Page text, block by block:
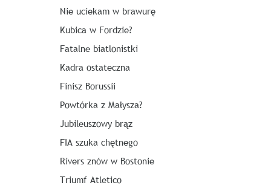
Nie uciekam w brawurę
Kubica w Fordzie?
Fatalne biatlonistki
Kadra ostateczna
Finisz Borussii
Powtórka z Małysza?
Jubileuszowy brąz
FIA szuka chętnego
Rivers znów w Bostonie
Triumf Atletico